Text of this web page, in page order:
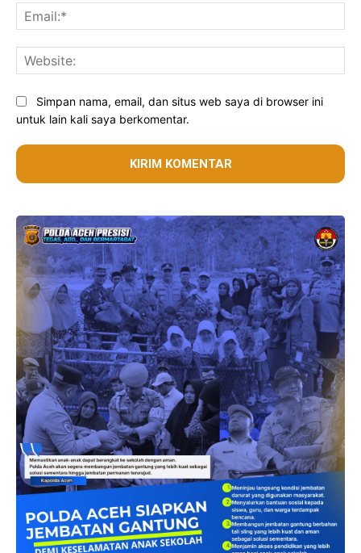
Simpan nama, email, dan situs web saya di browser ini
untuk lain kali saya berkomentar.